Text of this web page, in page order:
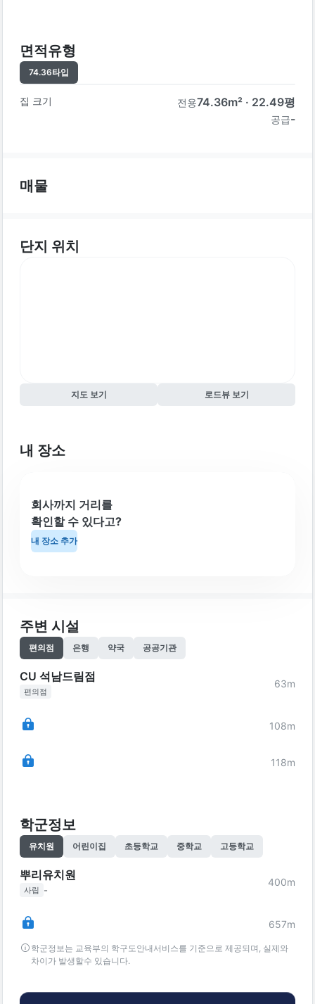
면적유형
74.36타입
집 크기 전용74.36m² · 22.49평
공급-
매물
단지 위치
지도 보기 로드뷰 보기
내 장소
회사까지 거리를
확인할 수 있다고?
내 장소 추가
주변 시설
편의점 은행 약국 공공기관
CU 석남드림점
편의점
63m
108m
118m
학군정보
유치원 어린이집 초등학교 중학교 고등학교
뿌리유치원
사립 -
400m
657m
학군정보는 교육부의 학구도안내서비스를 기준으로 제공되며, 실제와
차이가 발생할수 있습니다.